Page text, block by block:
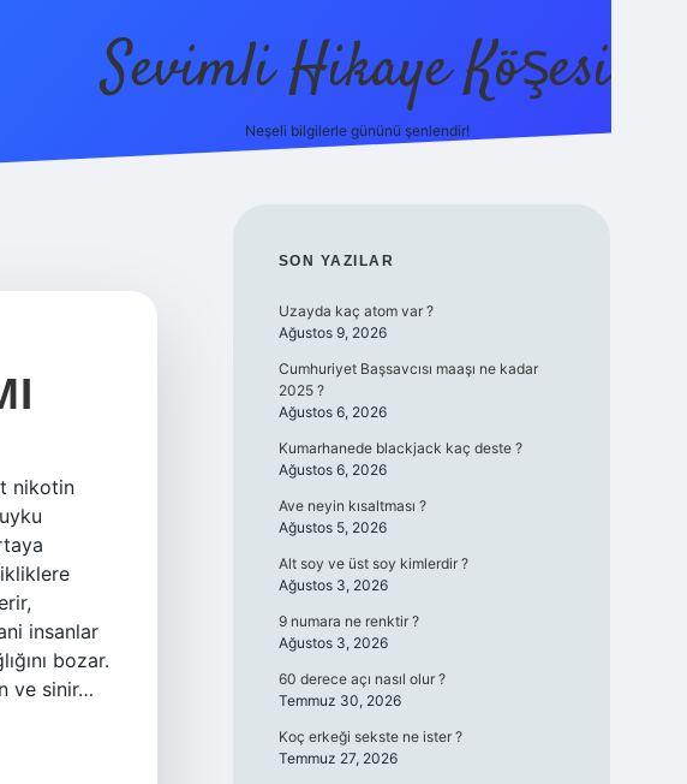
Sevimli Hikaye Köşesi
Neşeli bilgilerle gününü şenlendir!
nikotin
insanlar
bozar.
ve sinir…
SIDEBAR
SON YAZILAR
Uzayda kaç atom var ?
Ağustos 9, 2026
Cumhuriyet Başsavcısı maaşı ne kadar
2025 ?
Ağustos 6, 2026
Kumarhanede blackjack kaç deste ?
Ağustos 6, 2026
Ave neyin kısaltması ?
Ağustos 5, 2026
Alt soy ve üst soy kimlerdir ?
Ağustos 3, 2026
9 numara ne renktir ?
Ağustos 3, 2026
60 derece açı nasıl olur ?
Temmuz 30, 2026
Koç erkeği sekste ne ister ?
Temmuz 27, 2026